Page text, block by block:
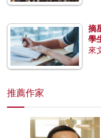
摘
學
來
推薦作家